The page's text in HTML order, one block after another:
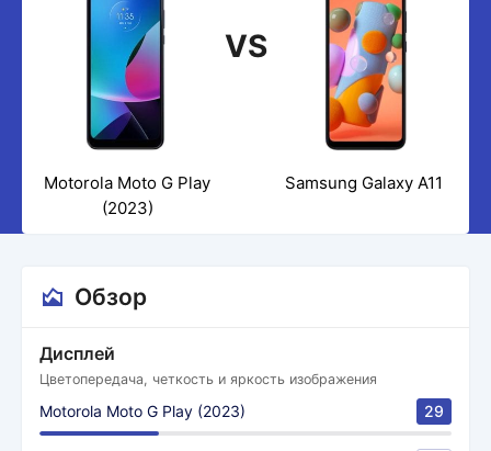
VS
Motorola Moto G Play
(2023)
Samsung Galaxy A11
Обзор
Дисплей
Цветопередача, четкость и яркость изображения
Motorola Moto G Play (2023) 29